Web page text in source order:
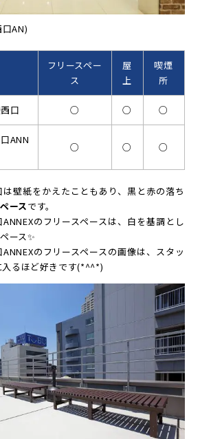
AN)
フリースペー
ス
屋
上
喫煙
所
口 ○ ○ ○
ANN
○ ○ ○
壁紙をかえたこともあり、黒と赤の落ち
ースです。
のフリースペースは、白を基調とし
ース✨
のフリースペースの画像は、スタッ
入るほど好きです(*^^*)